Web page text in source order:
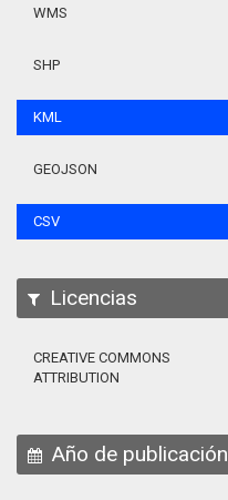
WMS
SHP
KML
GEOJSON
CSV
Licencias
CREATIVE COMMONS
ATTRIBUTION
Año de publicación